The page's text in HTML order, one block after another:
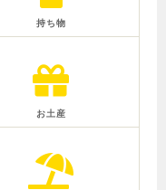
持ち物
お土産